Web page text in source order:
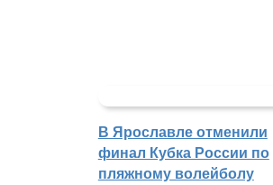
В Ярославле отменили
финал Кубка России по
пляжному волейболу